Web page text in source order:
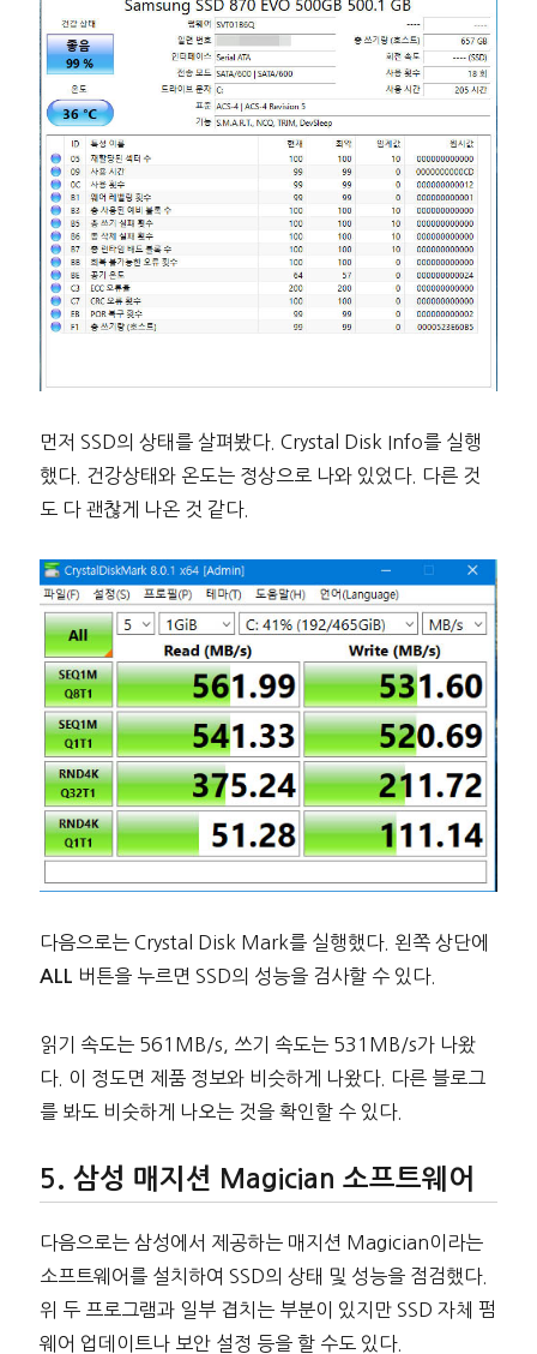
먼저 SSD의 상태를 살펴봤다. Crystal Disk Info를 실행
했다. 건강상태와 온도는 정상으로 나와 있었다. 다른 것
도 다 괜찮게 나온 것 같다.
다음으로는 Crystal Disk Mark를 실행했다. 왼쪽 상단에
ALL 버튼을 누르면 SSD의 성능을 검사할 수 있다.
읽기 속도는 561MB/s, 쓰기 속도는 531MB/s가 나왔
다. 이 정도면 제품 정보와 비슷하게 나왔다. 다른 블로그
를 봐도 비숫하게 나오는 것을 확인할 수 있다.
삼성 매지션 Magician 소프트웨어
다음으로는 삼성에서 제공하는 매지션 Magician이라는
소프트웨어를 설치하여 SSD의 상태 및 성능을 점검했다.
위 두 프로그램과 일부 겹치는 부분이 있지만 SSD 자체 펌
웨어 업데이트나 보안 설정 등을 할 수도 있다.